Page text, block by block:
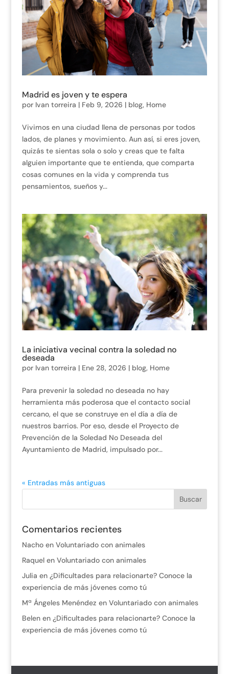
Madrid es joven y te espera
por Ivan torreira | Feb 9, 2026 | blog, Home
Vivimos en una ciudad llena de personas por todos
lados, de planes y movimiento. Aun así, si eres joven,
quizás te sientas sola o solo y creas que te falta
alguien importante que te entienda, que comparta
cosas comunes en la vida y comprenda tus
pensamientos, sueños y...
La iniciativa vecinal contra la soledad no
deseada
por Ivan torreira | Ene 28, 2026 | blog, Home
Para prevenir la soledad no deseada no hay
herramienta más poderosa que el contacto social
cercano, el que se construye en el día a día de
nuestros barrios. Por eso, desde el Proyecto de
Prevención de la Soledad No Deseada del
Ayuntamiento de Madrid, impulsado por...
« Entradas más antiguas
Comentarios recientes
Nachoen Voluntariado con animales
Raquelen Voluntariado con animales
Julia en ¿Dificultades para relacionarte? Conoce la
experiencia de más jóvenes como tú
Mª Ángeles Menéndez en Voluntariado con animales
Belenen ¿Dificultades para relacionarte? Conoce la
experiencia de más jóvenes como tú